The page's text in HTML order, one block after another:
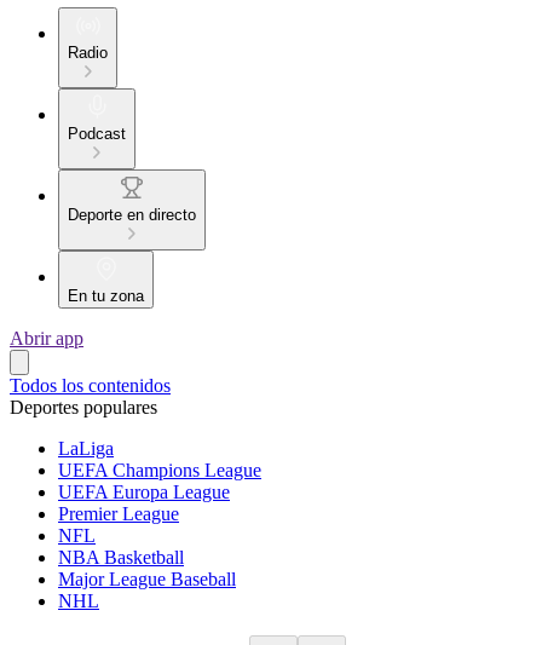
Radio
Podcast
Deporte en directo
En tu zona
Abrir app
Todos los contenidos
Deportes populares
LaLiga
UEFA Champions League
UEFA Europa League
Premier League
NFL
NBA Basketball
Major League Baseball
NHL